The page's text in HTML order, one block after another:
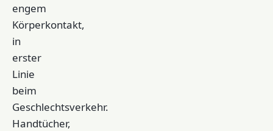
engem
Körperkontakt,
in
erster
Linie
beim
Geschlechtsverkehr.
Handtücher,